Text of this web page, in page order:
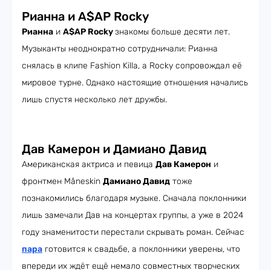
Рианна и A$AP Rocky
Рианна и A$AP Rockyзнакомы больше десяти лет.
Музыканты неоднократно сотрудничали: Рианна
снялась в клипе Fashion Killa, а Rocky сопровождал её
мировое турне. Однако настоящие отношения начались
лишь спустя несколько лет дружбы.
Дав Камерон и Дамиано Давид
Американская актриса и певица Дав Камерон и
фронтмен Måneskin Дамиано Давид тоже
познакомились благодаря музыке. Сначала поклонники
лишь замечали Дав на концертах группы, а уже в 2024
году знаменитости перестали скрывать роман. Сейчас
пара готовится к свадьбе, а поклонники уверены, что
впереди их ждёт ещё немало совместных творческих